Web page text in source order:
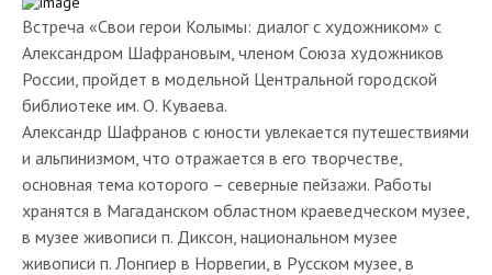
Встреча «Свои герои Колымы: диалог с художником» с
Александром Шафрановым, членом Союза художников
России, пройдет в модельной Центральной городской
библиотеке им. О. Куваева.
Александр Шафранов с юности увлекается путешествиями
и альпинизмом, что отражается в его творчестве,
основная тема которого – северные пейзажи. Работы
хранятся в Магаданском областном краеведческом музее,
в музее живописи п. Диксон, национальном музее
живописи п. Лонгиер в Норвегии, в Русском музее, в